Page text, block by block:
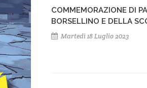
COMMEMORAZIONE DI
BORSELLINO E DELLA
Martedì 18 Luglio 2023